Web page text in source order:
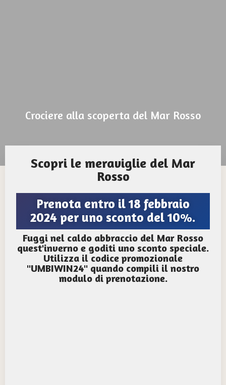
Crociere alla scoperta del Mar Rosso
Scopri le meraviglie del Mar
Rosso
Prenota entro il 18 febbraio
2024 per uno sconto del 10%.
Fuggi nel caldo abbraccio del Mar Rosso
quest'inverno e goditi uno sconto speciale.
Utilizza il codice promozionale
"UMBIWIN24" quando compili il nostro
modulo di prenotazione.